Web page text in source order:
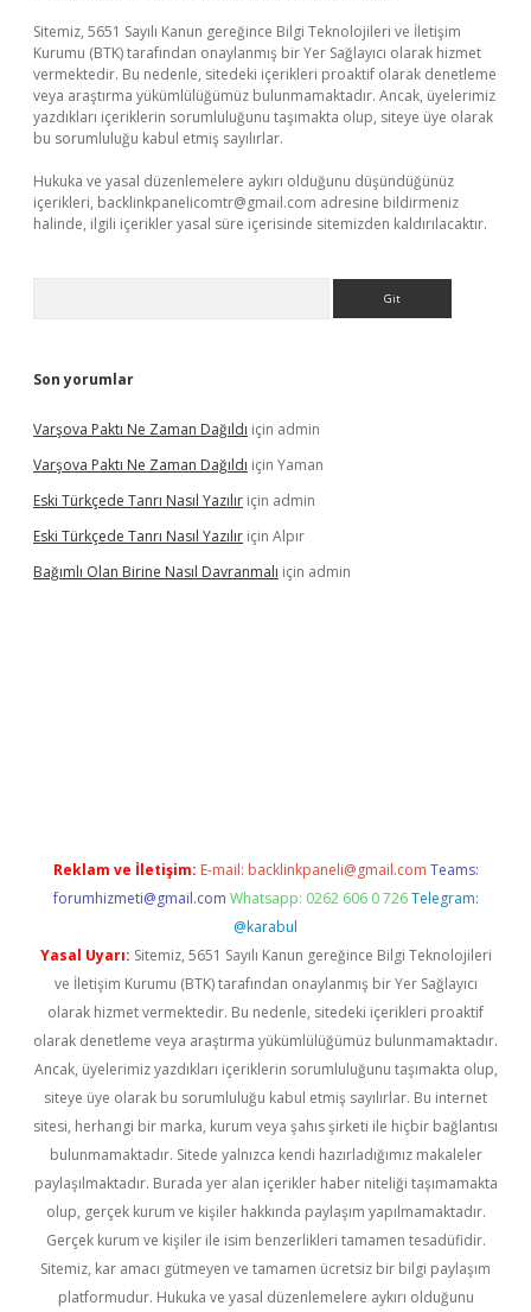
Sitemiz, 5651 Sayılı Kanun gereğince Bilgi Teknolojileri ve İletişim
Kurumu (BTK) tarafından onaylanmış bir Yer Sağlayıcı olarak hizmet
vermektedir. Bu nedenle, sitedeki içerikleri proaktif olarak denetleme
veya araştırma yükümlülüğümüz bulunmamaktadır. Ancak, üyelerimiz
yazdıkları içeriklerin sorumluluğunu taşımakta olup, siteye üye olarak
bu sorumluluğu kabul etmiş sayılırlar.
Hukuka ve yasal düzenlemelere aykırı olduğunu düşündüğünüz
içerikleri, backlinkpanelicomtr@gmail.com adresine bildirmeniz
halinde, ilgili içerikler yasal süre içerisinde sitemizden kaldırılacaktır.
Son yorumlar
Varşova Paktı Ne Zaman Dağıldı için admin
Varşova Paktı Ne Zaman Dağıldı için Yaman
Eski Türkçede Tanrı Nasıl Yazılır için admin
Eski Türkçede Tanrı Nasıl Yazılır için Alpır
Bağımlı Olan Birine Nasıl Davranmalı için admin
Reklam ve İletişim: E-mail: backlinkpaneli@gmail.com Teams:
forumhizmeti@gmail.com Whatsapp: 0262 606 0 726 Telegram:
@karabul
Yasal Uyarı: Sitemiz, 5651 Sayılı Kanun gereğince Bilgi Teknolojileri
ve İletişim Kurumu (BTK) tarafından onaylanmış bir Yer Sağlayıcı
olarak hizmet vermektedir. Bu nedenle, sitedeki içerikleri proaktif
olarak denetleme veya araştırma yükümlülüğümüz bulunmamaktadır.
Ancak, üyelerimiz yazdıkları içeriklerin sorumluluğunu taşımakta olup,
siteye üye olarak bu sorumluluğu kabul etmiş sayılırlar. Bu internet
sitesi, herhangi bir marka, kurum veya şahıs şirketi ile hiçbir bağlantısı
bulunmamaktadır. Sitede yalnızca kendi hazırladığımız makaleler
paylaşılmaktadır. Burada yer alan içerikler haber niteliği taşımamakta
olup, gerçek kurum ve kişiler hakkında paylaşım yapılmamaktadır.
Gerçek kurum ve kişiler ile isim benzerlikleri tamamen tesadüfidir.
Sitemiz, kar amacı gütmeyen ve tamamen ücretsiz bir bilgi paylaşım
platformudur. Hukuka ve yasal düzenlemelere aykırı olduğunu